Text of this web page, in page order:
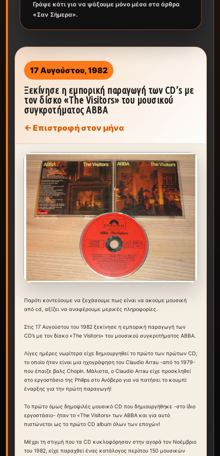
Γράψε κάτι για να ψάξουμε μόνο μέσα στα άρθρα
«Σαν Σήμερα».
17 Αυγούστου, 1982
Ξεκίνησε η εμπορική παραγωγή των CD’s με
τον δίσκο «The Visitors» του μουσικού
συγκροτήματος ABBA
← Επιστροφή στον μήνα
Παρότι κοντεύουμε να ξεχάσουμε πως είναι να ακούμε μουσική
από cd, αξίζει να αναφέρουμε μερικές πληροφορίες.
Στις 17 Αυγούστου του 1982 ξεκίνησε η εμπορική παραγωγή των
CD’s με τον δίσκο «The Visitors» του μουσικού συγκροτήματος ABBA.
Λίγες ημέρες νωρίτερα είχε δημιουργηθεί το πρώτο των πρώτων CD,
το οποίο ήταν είναι μια ηχογράφηση του Claudio Arrau -από το 1979-
που έπαιζε βαλς Chopin. Μάλιστα, ο Claudio Arrau είχε προσκληθεί
στο εργοστάσιο της Philips στο Ανόβερο για να πατήσει το κουμπί
έναρξης για την πρώτη παραγωγή!
Το πρώτο όμως δημοφιλές μουσικό CD που δημιουργήθηκε -στο ίδιο
εργοστάσιο- ήταν το «The Visitors» των ABBA και για αυτό
πιστώνεται ως το πρώτο CD album όλων των εποχών!
Μέχρι τη στιγμή που τα CD κυκλοφόρησαν στην αγορά τον Νοέμβριο
του 1982, είχε παραχθεί ένας κατάλογος περίπου 150 μουσικών